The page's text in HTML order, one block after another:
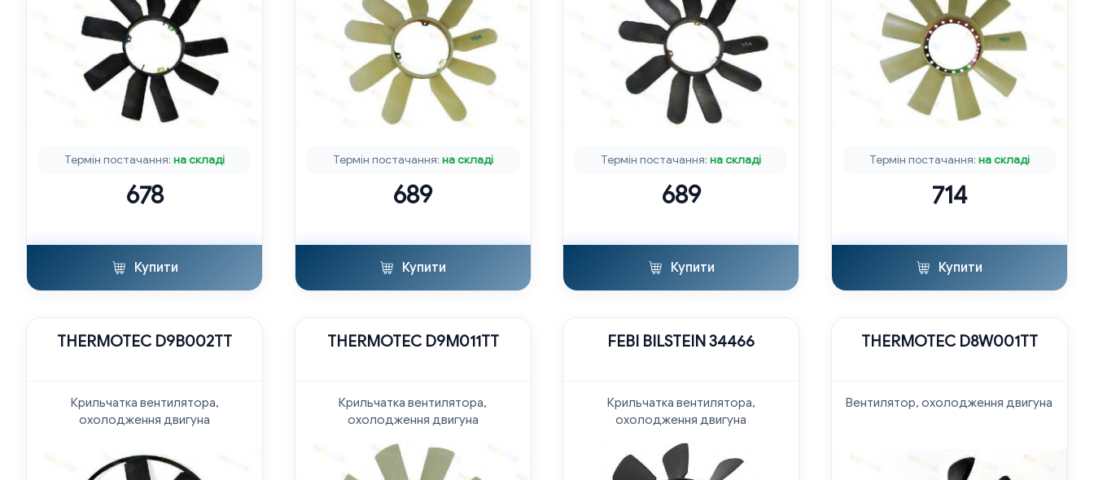
Термін постачання:на складі
678
Купити
Термін постачання: на складі
689
Купити
Термін постачання:на складі
689
Купити
Термін постачання: на складі
714
Купити
THERMOTEC D9B002TT
Крильчатка вентилятора,
охолодження двигуна
THERMOTEC D9M011TT
Крильчатка вентилятора,
охолодження двигуна
FEBI BILSTEIN 34466
Крильчатка вентилятора,
охолодження двигуна
THERMOTEC D8W001TT
Вентилятор, охолодження двигуна